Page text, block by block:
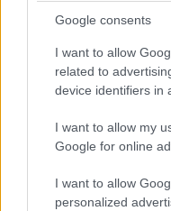
Google consents
I want to allow
related to
device identifiers in
I want to allow my
Google for online
I want to allow
personalized
Gone to the Forest
ήταν φιναλίστ για
York Public
Είναι τακτική
επίσης κείμενά
ακόλουθα έντυπα: